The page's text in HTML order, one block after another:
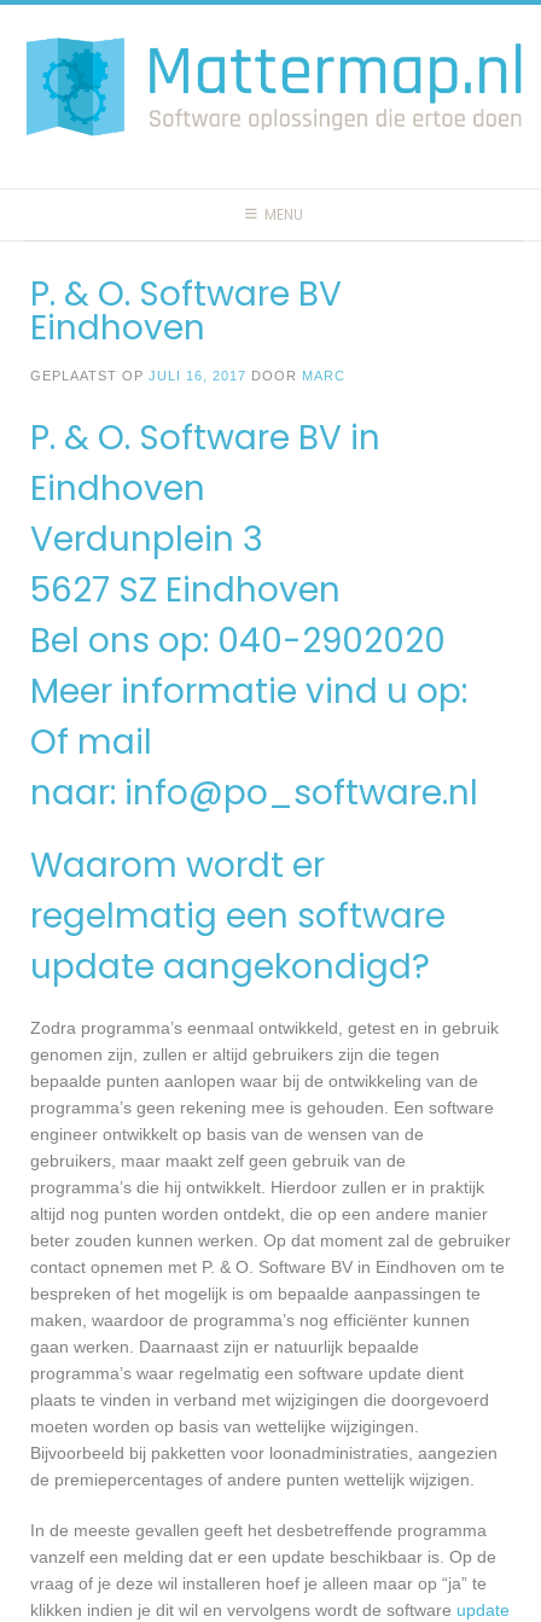
naar
inhoud
MENU
P. & O. Software BV
Eindhoven
GEPLAATST OP JULI 16, 2017 DOOR MARC
P. & O. Software BV in
Eindhoven
Verdunplein 3
5627 SZ Eindhoven
Bel ons op: 040-2902020
Meer informatie vind u op:
Of mail
naar: info@po_software.nl
Waarom wordt er
regelmatig een software
update aangekondigd?
Zodra programma’s eenmaal ontwikkeld, getest en in gebruik
genomen zijn, zullen er altijd gebruikers zijn die tegen
bepaalde punten aanlopen waar bij de ontwikkeling van de
programma’s geen rekening mee is gehouden. Een software
engineer ontwikkelt op basis van de wensen van de
gebruikers, maar maakt zelf geen gebruik van de
programma’s die hij ontwikkelt. Hierdoor zullen er in praktijk
altijd nog punten worden ontdekt, die op een andere manier
beter zouden kunnen werken. Op dat moment zal de gebruiker
contact opnemen met P. & O. Software BV in Eindhoven om te
bespreken of het mogelijk is om bepaalde aanpassingen te
maken, waardoor de programma’s nog efficiënter kunnen
gaan werken. Daarnaast zijn er natuurlijk bepaalde
programma’s waar regelmatig een software update dient
plaats te vinden in verband met wijzigingen die doorgevoerd
moeten worden op basis van wettelijke wijzigingen.
Bijvoorbeeld bij pakketten voor loonadministraties, aangezien
de premiepercentages of andere punten wettelijk wijzigen.
In de meeste gevallen geeft het desbetreffende programma
vanzelf een melding dat er een update beschikbaar is. Op de
vraag of je deze wil installeren hoef je alleen maar op “ja” te
klikken indien je dit wil en vervolgens wordt de software update